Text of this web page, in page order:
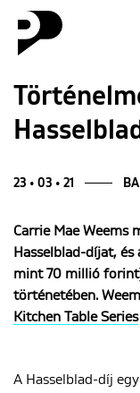
23 • 03 • 21
Carrie Mae Weems
Hasselblad-díjat,
mint 70 millió
történetében.
Kitchen Table Series
A Hasselblad-díj